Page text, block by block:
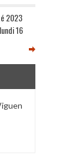
2023
16